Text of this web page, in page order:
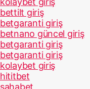
bettilt giriş
betgaranti giriş
betnano güncel giriş
betgaranti giriş
betgaranti giriş
kolaybet giriş
hititbet